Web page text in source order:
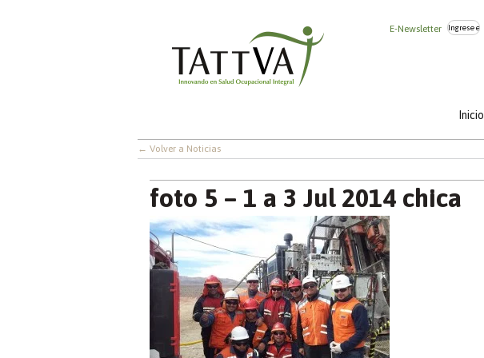
E-Newsletter
Inicio
← Volver a Noticias
foto 5 – 1 a 3 Jul 2014 chica